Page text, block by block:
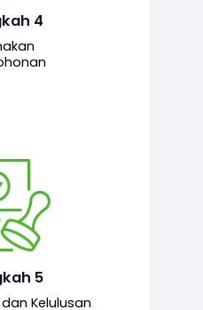
4
pelulus untuk
5
Kelulusan
permohonan
serta
semuanya
ditetapkan.